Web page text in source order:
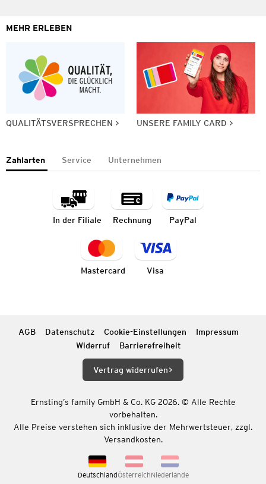
MEHR ERLEBEN
QUALITÄTSVERSPRECHEN UNSERE FAMILY CARD
Zahlarten Service Unternehmen
In der Filiale Rechnung PayPal
Mastercard Visa
AGB Datenschutz Cookie-Einstellungen
Impressum
Widerruf
Barrierefreiheit
Vertrag widerrufen
Ernsting’s family GmbH & Co. KG 2026. © Alle Rechte
vorbehalten.
Alle Preise verstehen sich inklusive der Mehrwertsteuer, zzgl.
Versandkosten.
DeutschlandÖsterreichNiederlande